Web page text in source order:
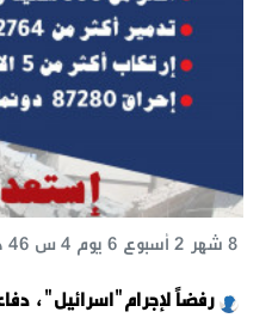
رفضاً لإجرام"اسرائيل"،
8 شهر 2 أسبوع 6 يوم 4 س 46 د 15 ث